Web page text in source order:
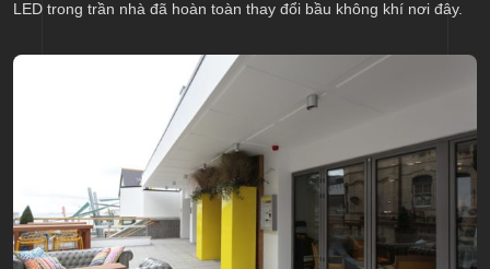
LED trong trần nhà đã hoàn toàn thay đổi bầu không khí nơi đây.